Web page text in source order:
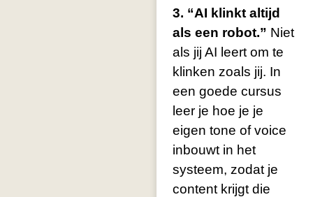
3. “AI klinkt altijd
als een robot.” Niet
als jij AI leert om te
klinken zoals jij. In
een goede cursus
leer je hoe je je
eigen tone of voice
inbouwt in het
systeem, zodat je
content krijgt die